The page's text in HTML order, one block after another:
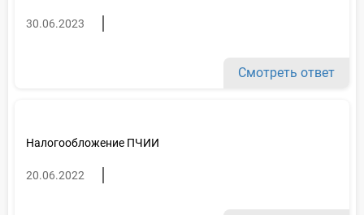
30.06.2023
Смотреть ответ
Налогообложение ПЧИИ
20.06.2022